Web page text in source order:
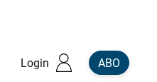
Login ABO